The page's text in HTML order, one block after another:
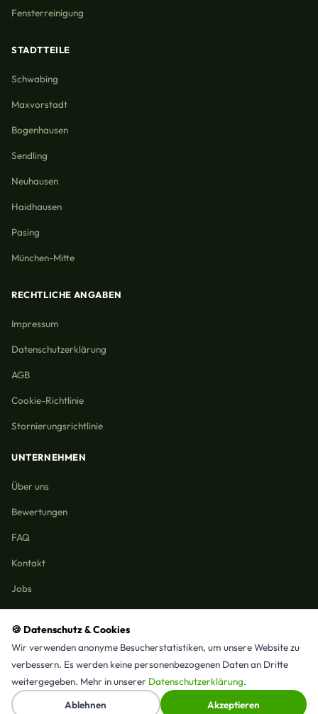
🍪 Datenschutz & Cookies
Wir verwenden anonyme Besucherstatistiken, um unsere Website zu
verbessern. Es werden keine personenbezogenen Daten an Dritte
weitergegeben. Mehr in unserer Datenschutzerklärung.
Ablehnen
Akzeptieren
Fensterreinigung
STADTTEILE
Schwabing
Maxvorstadt
Bogenhausen
Sendling
Neuhausen
Haidhausen
Pasing
München-Mitte
RECHTLICHE ANGABEN
Impressum
Datenschutzerklärung
AGB
Cookie-Richtlinie
Stornierungsrichtlinie
UNTERNEHMEN
Über uns
Bewertungen
FAQ
Kontakt
Jobs
Reinigungmunchen.de © 2026 Alle Rechte vorbehalten
Alle Leistungen & Stadtteile
⭐ 4,9/5 Google · 15 Bewertungen · Seit 2025 in München
↑